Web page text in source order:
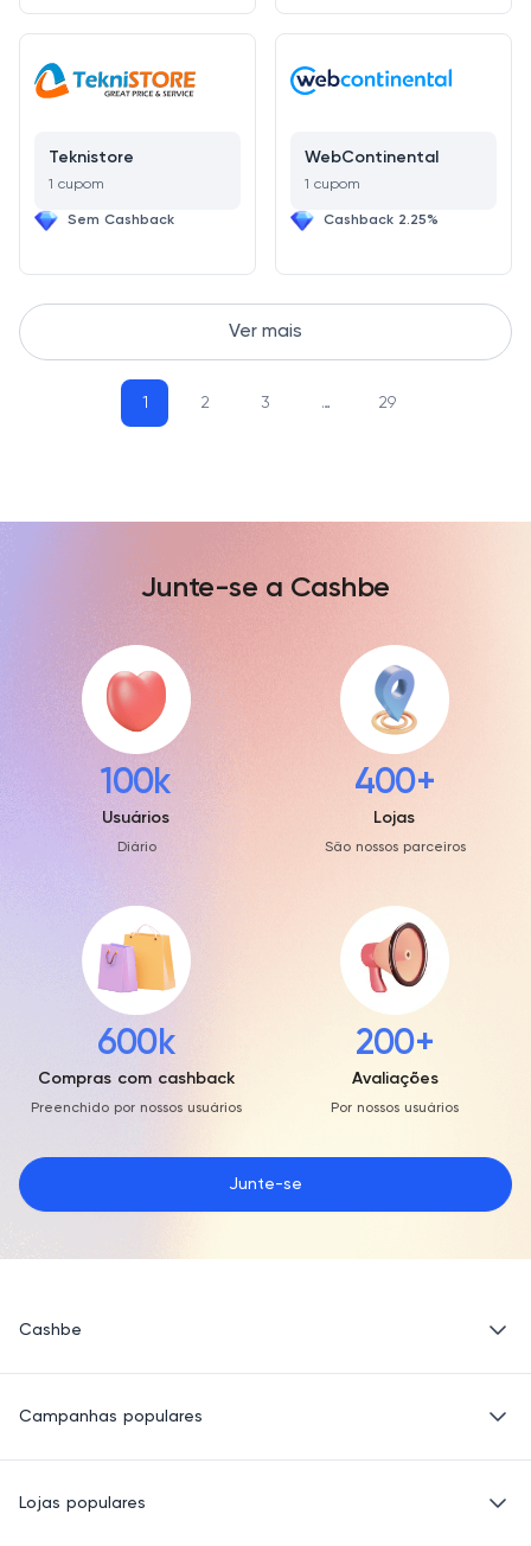
Teknistore
1 cupom
Sem Cashback
WebContinental
1 cupom
Cashback 2.25%
Ver mais
1 2 3 … 29
Junte-se a Cashbe
100k
Usuários
Diário
400+
Lojas
São nossos parceiros
600k
Compras com cashback
Preenchido por nossos usuários
200+
Avaliações
Por nossos usuários
Junte-se
Cashbe
Termos de Uso
Quem Somos
Campanhas populares
Roupas
Lojas populares